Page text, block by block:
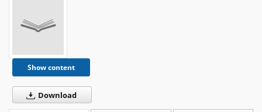
Show content
Download